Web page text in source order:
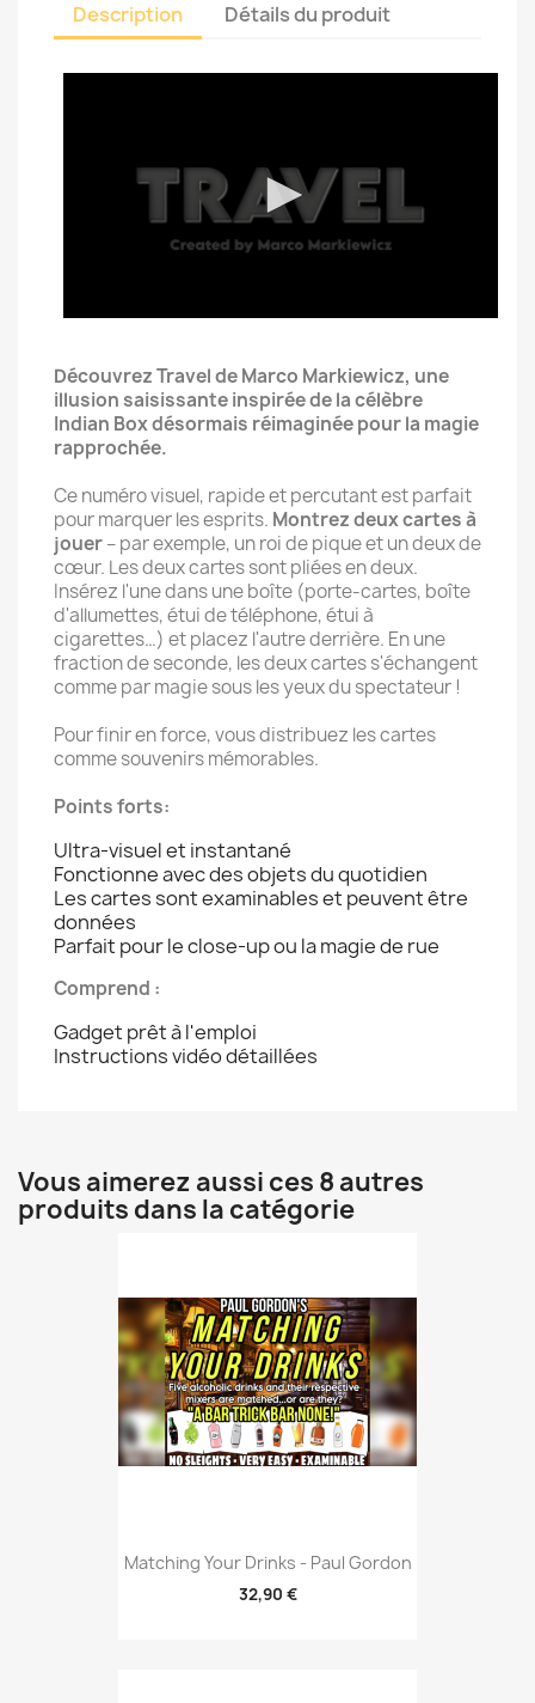
Description Détails du produit
Découvrez Travel de Marco Markiewicz, une
illusion saisissante inspirée de la célèbre
Indian Box désormais réimaginée pour la magie
rapprochée.
Ce numéro visuel, rapide et percutant est parfait
pour marquer les esprits. Montrez deux cartes à
jouer– par exemple, un roi de pique et un deux de
cœur. Les deux cartes sont pliées en deux.
Insérez l'une dans une boîte (porte-cartes, boîte
d'allumettes, étui de téléphone, étui à
cigarettes…) et placez l'autre derrière. En une
fraction de seconde, les deux cartes s'échangent
comme par magie sous les yeux du spectateur !
Pour finir en force, vous distribuez les cartes
comme souvenirs mémorables.
Points forts:
Ultra-visuel et instantané
Fonctionne avec des objets du quotidien
Les cartes sont examinables et peuvent être
données
Parfait pour le close-up ou la magie de rue
Comprend :
Gadget prêt à l'emploi
Instructions vidéo détaillées
Vous aimerez aussi ces 8 autres
produits dans la catégorie
Matching Your Drinks - Paul Gordon
32,90 €